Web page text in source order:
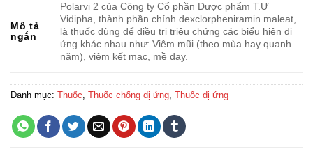
Mô tả
ngắn
Polarvi 2 của Công ty Cổ phần Dược phẩm T.Ư
Vidipha, thành phần chính dexclorpheniramin maleat,
là thuốc dùng để điều trị triệu chứng các biểu hiện dị
ứng khác nhau như: Viêm mũi (theo mùa hay quanh
năm), viêm kết mạc, mề đay.
Danh mục: Thuốc Thuốc chống dị ứng Thuốc dị ứng